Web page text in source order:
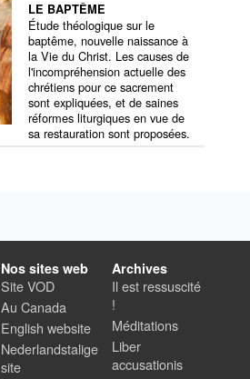
LE BAPTÊME
Étude théologique sur le
baptême, nouvelle naissance à
la Vie du Christ. Les causes de
l'incompréhension actuelle des
chrétiens pour ce sacrement
sont expliquées, et de saines
réformes liturgiques en vue de
sa restauration sont proposées.
Nos sites web
Site VOD
Au Canada
English website
Nederlandstalige
site
Archives
Il est ressuscité
!
Méditations
Liber
accusationis